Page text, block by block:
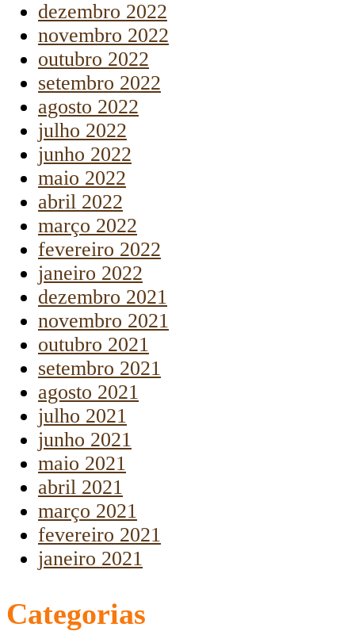
dezembro 2022
novembro 2022
outubro 2022
setembro 2022
agosto 2022
julho 2022
junho 2022
maio 2022
abril 2022
março 2022
fevereiro 2022
janeiro 2022
dezembro 2021
novembro 2021
outubro 2021
setembro 2021
agosto 2021
julho 2021
junho 2021
maio 2021
abril 2021
março 2021
fevereiro 2021
janeiro 2021
Categorias